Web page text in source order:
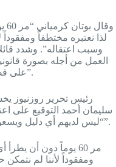
لذا نعتبره مختطفاً
العمل من أجله بصورة
على قضيته، كما لم يطلعوهم على ملف القضية”.
رئيس تحرير روزنيوز
سليمان أحمد التوقيع على
“ليس لديهم أي دليل ويسعون لتلفيق أدلة مزورة تدين سليمان أحمد”.
مر 60 يوماً دون أن
ومفقوداً لأننا لم